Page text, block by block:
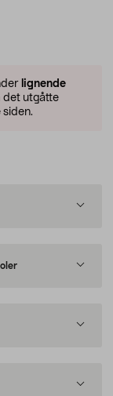
lignende
det utgåtte